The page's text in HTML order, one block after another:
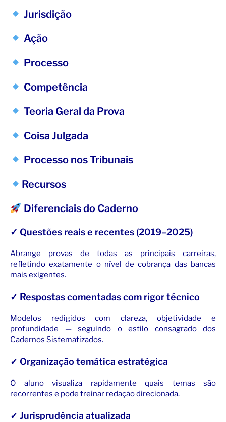
Jurisdição
Ação
Processo
Competência
Teoria Geral da Prova
Coisa Julgada
Processo nos Tribunais
Recursos
Diferenciais do Caderno
✓ Questões reais e recentes (2019–2025)
Abrange provas de todas as principais carreiras,
refletindo exatamente o nível de cobrança das bancas
mais exigentes.
✓ Respostas comentadas com rigor técnico
Modelos redigidos com clareza, objetividade e
profundidade — seguindo o estilo consagrado dos
Cadernos Sistematizados.
✓ Organização temática estratégica
O aluno visualiza rapidamente quais temas são
recorrentes e pode treinar redação direcionada.
✓ Jurisprudência atualizada